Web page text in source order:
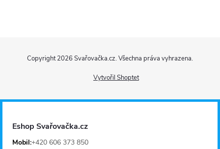
í
p
í
p
Vytvořil Shoptet
Copyright 2026 Svařovačka.cz. Všechna práva vyhrazena.
Eshop Svařovačka.cz
Mobil:+420 606 373 850